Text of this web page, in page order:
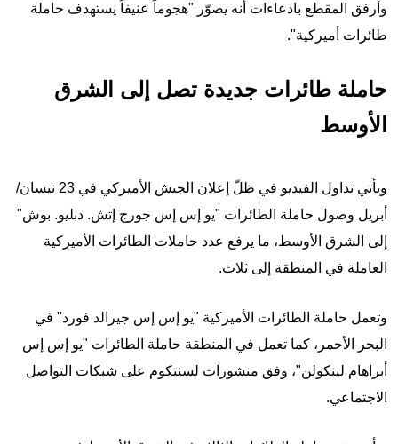
وأُرفق المقطع بادعاءات أنه يصوّر "هجوماً عنيفاً يستهدف حاملة
طائرات أميركية".
حاملة طائرات جديدة تصل إلى الشرق
الأوسط
ويأتي تداول الفيديو في ظلّ إعلان الجيش الأميركي في 23 نيسان/
أبريل وصول حاملة الطائرات "يو إس إس جورج إتش. دبليو. بوش"
إلى الشرق الأوسط، ما يرفع عدد حاملات الطائرات الأميركية
العاملة في المنطقة إلى ثلاث.
وتعمل حاملة الطائرات الأميركية "يو إس إس جيرالد فورد" في
البحر الأحمر، كما تعمل في المنطقة حاملة الطائرات "يو إس إس
أبراهام لينكولن"، وفق منشورات لسنتكوم على شبكات التواصل
الاجتماعي.